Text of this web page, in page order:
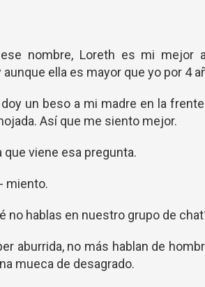
nombre, Loreth es mi mejor
ella es mayor que yo por 4
un beso a mi madre en la
Así que me siento mejor.
viene esa pregunta.
miento.
no hablas en nuestro grupo de
aburrida, no más hablan de
mueca de desagrado.